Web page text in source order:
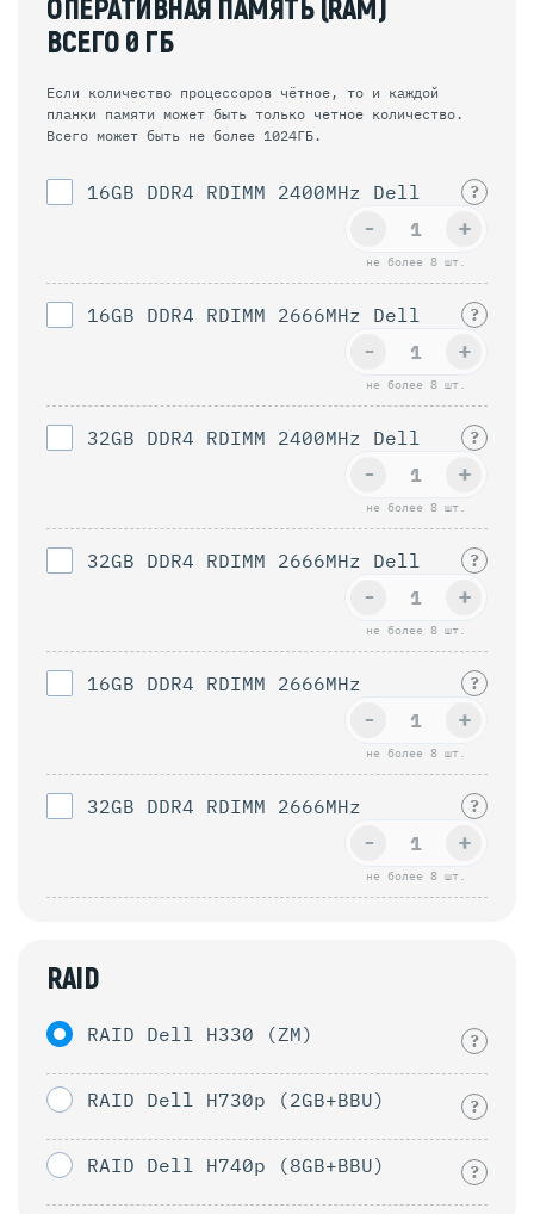
ОПЕРАТИВНАЯ ПАМЯТЬ (RAM)
ВСЕГО0 ГБ
Если количество процессоров чётное, то и каждой
планки памяти может быть только четное количество.
Всего может быть не более 1024ГБ.
16GB DDR4 RDIMM 2400MHz Dell ?
не более 8 шт.
+
-
16GB DDR4 RDIMM 2666MHz Dell ?
не более 8 шт.
+
-
32GB DDR4 RDIMM 2400MHz Dell ?
не более 8 шт.
+
-
32GB DDR4 RDIMM 2666MHz Dell ?
не более 8 шт.
+
-
16GB DDR4 RDIMM 2666MHz ?
не более 8 шт.
+
-
32GB DDR4 RDIMM 2666MHz ?
не более 8 шт.
+
-
RAID
RAID Dell H330 (ZM) ?
RAID Dell H730p (2GB+BBU) ?
RAID Dell H740p (8GB+BBU) ?